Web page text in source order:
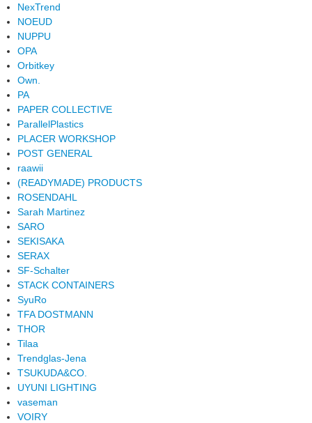
NexTrend
NOEUD
NUPPU
OPA
Orbitkey
Own.
PA
PAPER COLLECTIVE
ParallelPlastics
PLACER WORKSHOP
POST GENERAL
raawii
(READYMADE) PRODUCTS
ROSENDAHL
Sarah Martinez
SARO
SEKISAKA
SERAX
SF-Schalter
STACK CONTAINERS
SyuRo
TFA DOSTMANN
THOR
Tilaa
Trendglas-Jena
TSUKUDA&CO.
UYUNI LIGHTING
vaseman
VOIRY